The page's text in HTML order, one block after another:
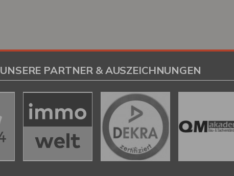
UNSERE PARTNER & AUSZEICHNUNGEN